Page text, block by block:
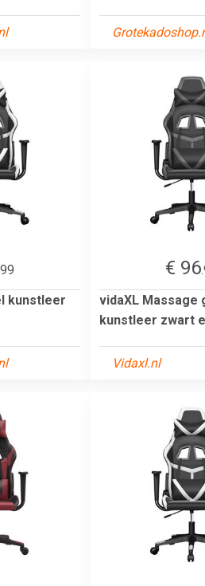
kunstleer
€ 96
vidaXL Massage
kunstleer zwart
Vidaxl.nl